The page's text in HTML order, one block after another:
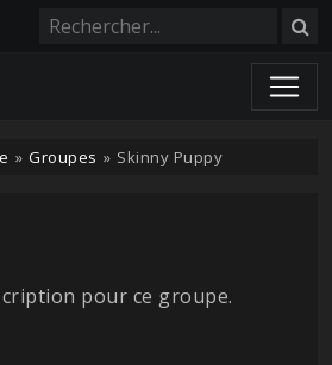
» Groupes » Skinny Puppy
pour ce groupe.
cookies